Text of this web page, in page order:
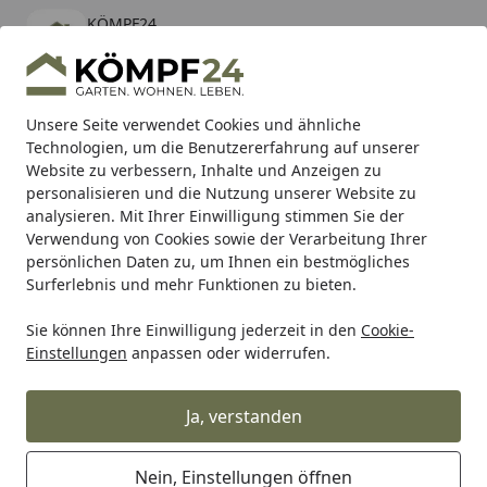
Unsere Seite verwendet Cookies und ähnliche
Technologien, um die Benutzererfahrung auf unserer
Website zu verbessern, Inhalte und Anzeigen zu
personalisieren und die Nutzung unserer Website zu
analysieren. Mit Ihrer Einwilligung stimmen Sie der
Verwendung von Cookies sowie der Verarbeitung Ihrer
persönlichen Daten zu, um Ihnen ein bestmögliches
Surferlebnis und mehr Funktionen zu bieten.
Sie können Ihre Einwilligung jederzeit in den Cookie-
Einstellungen anpassen oder widerrufen.
Ja, verstanden
Nein, Einstellungen öffnen
KÖMPF24
kostenlos - Im App Store
Hotline
Alle Produkte
Mein Konto
Suchen
Karibu Pools inkl. gratis Sandfilteranlage & Pool-
Starterset (Gesamtwert bis 468,99€)
Startseite
Alles für den Garten Gartenbau Terrassenbeläge
SPAX®-S Edelstahlschraube 4,5 x 45
mm (200Stück)